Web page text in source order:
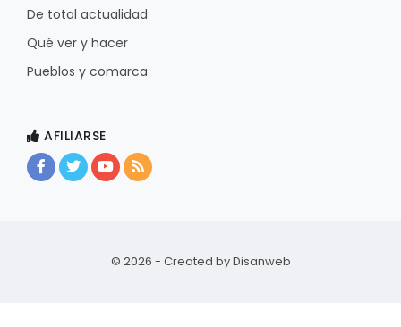
De total actualidad
Qué ver y hacer
Pueblos y comarca
AFILIARSE
© 2026 - Created byDisanweb